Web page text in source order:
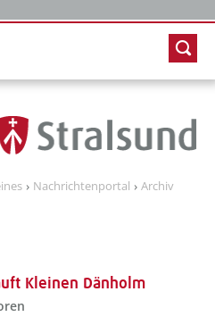
Nachrichtenportal
Archiv
Kleinen Dänholm